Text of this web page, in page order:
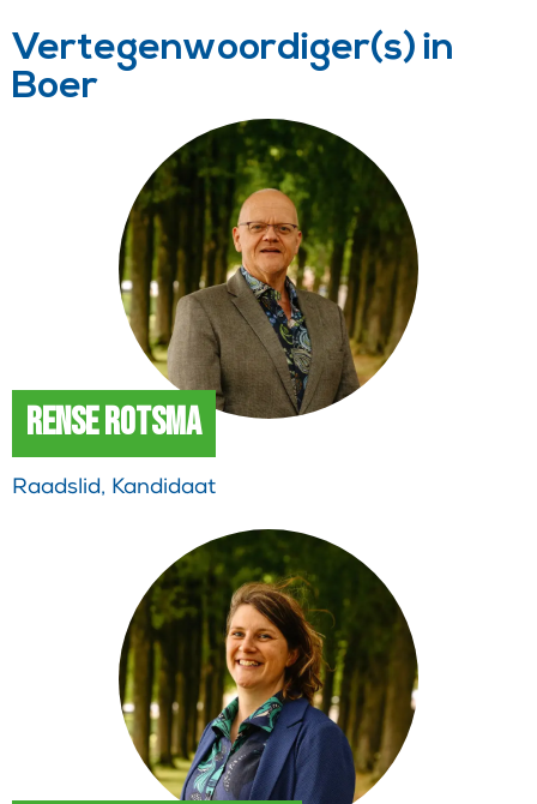
Vertegenwoordiger(s) in
Boer
Rense Rotsma
Raadslid, Kandidaat